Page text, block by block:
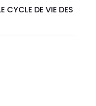
CYCLE DE VIE DES